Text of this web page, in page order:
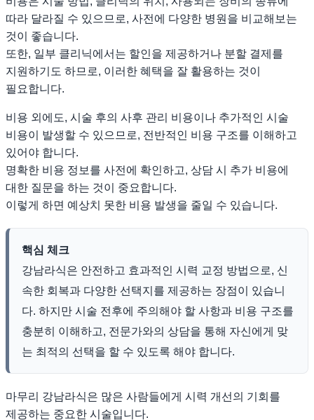
따라 달라질 수 있으므로, 사전에 다양한 병원을 비교해보는
것이 좋습니다.
또한, 일부 클리닉에서는 할인을 제공하거나 분할 결제를
지원하기도 하므로, 이러한 혜택을 잘 활용하는 것이
필요합니다.
비용 외에도, 시술 후의 사후 관리 비용이나 추가적인 시술
비용이 발생할 수 있으므로, 전반적인 비용 구조를 이해하고
있어야 합니다.
명확한 비용 정보를 사전에 확인하고, 상담 시 추가 비용에
대한 질문을 하는 것이 중요합니다.
이렇게 하면 예상치 못한 비용 발생을 줄일 수 있습니다.
핵심 체크
강남라식은 안전하고 효과적인 시력 교정 방법으로, 신
속한 회복과 다양한 선택지를 제공하는 장점이 있습니
다. 하지만 시술 전후에 주의해야 할 사항과 비용 구조를
충분히 이해하고, 전문가와의 상담을 통해 자신에게 맞
는 최적의 선택을 할 수 있도록 해야 합니다.
마무리 강남라식은 많은 사람들에게 시력 개선의 기회를
제공하는 중요한 시술입니다.